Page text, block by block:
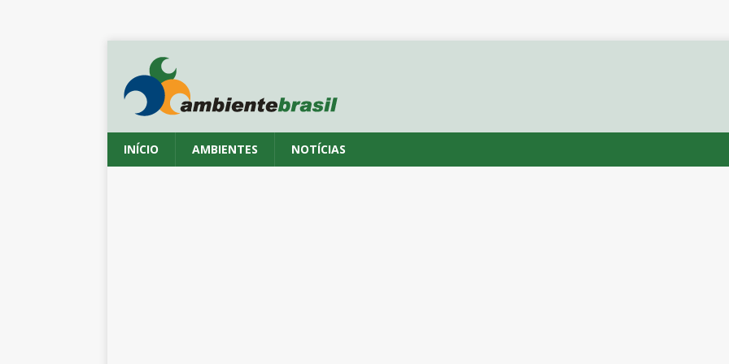
INÍCIO AMBIENTES NOTÍCIAS